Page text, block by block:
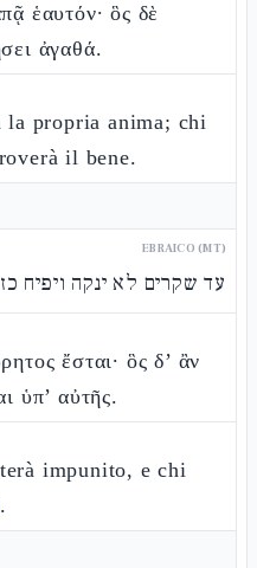
ἑαυτόν· ὃς δὲ
ἀγαθά.
la propria anima; chi
il bene.
EBRAICO (MT)
עד שקרים לא ינקה ויפיח
ἔσται· ὃς δ’ ἂν
ὑπ’ αὐτῆς.
impunito, e chi
.